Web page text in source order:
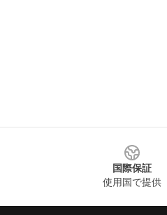
国際保証
使用国で提供